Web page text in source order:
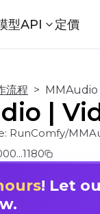
型API 定價
流程 >
|
RunComfy/
! Let